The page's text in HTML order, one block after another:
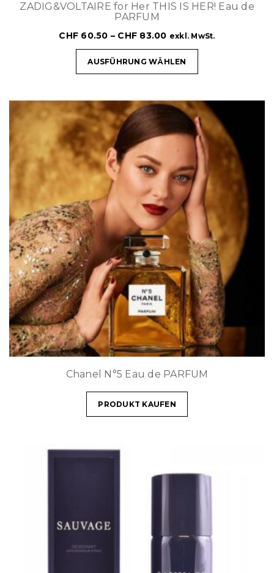
ZADIG&VOLTAIRE for Her THIS IS HER! Eau de
PARFUM
CHF 60.50 – CHF 83.00 exkl. MwSt.
AUSFÜHRUNG WÄHLEN
Chanel N°5 Eau de PARFUM
PRODUKT KAUFEN